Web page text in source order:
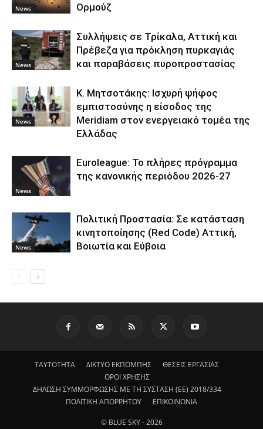
News
Ορμούζ
News
Συλλήψεις σε Τρίκαλα, Αττική και
Πρέβεζα για πρόκληση πυρκαγιάς
και παραβάσεις πυροπροστασίας
News
Κ. Μητσοτάκης: Ισχυρή ψήφος
εμπιστοσύνης η είσοδος της
Meridiam στον ενεργειακό τομέα της
Ελλάδας
News
Euroleague: Το πλήρες πρόγραμμα
της κανονικής περιόδου 2026-27
News
Πολιτική Προστασία: Σε κατάσταση
κινητοποίησης (Red Code) Αττική,
Βοιωτία και Εύβοια
ΤΑΥΤΟΤΗΤΑ ΔΙΚΤΥΟ ΕΚΠΟΜΠΗΣ
ΘΕΣΕΙΣ ΕΡΓΑΣΙΑΣ
ΟΡΟΙ ΧΡΗΣΗΣ
ΔΗΛΩΣΗ ΣΥΜΜΟΡΦΩΣΗΣ ΜΕ ΤΗ ΣΥΣΤΑΣΗ (ΕΕ) 2018/334
ΠΟΛΙΤΙΚΗ ΑΠΟΡΡΗΤΟΥ
ΕΠΙΚΟΙΝΩΝΙΑ
© BLUE SKY - 2026